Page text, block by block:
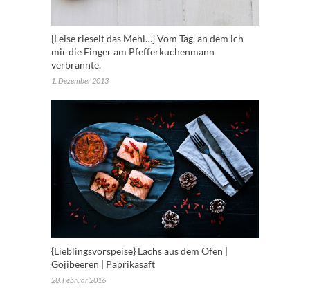
{Leise rieselt das Mehl…} Vom Tag, an dem ich
mir die Finger am Pfefferkuchenmann
verbrannte.
1. Dezember 2013
{Lieblingsvorspeise} Lachs aus dem Ofen |
Gojibeeren | Paprikasaft
28. Februar 2016